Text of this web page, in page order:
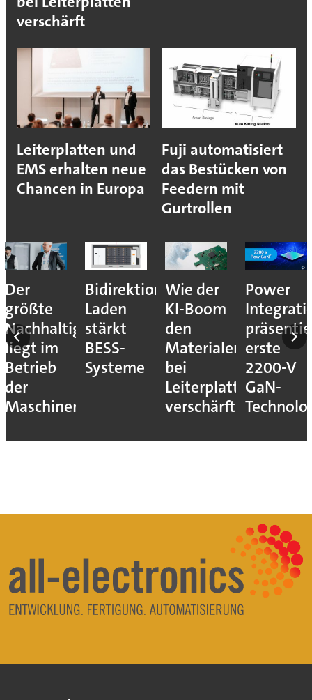
verschärft
Leiterplatten und
EMS erhalten neue
Chancen in Europa
Fuji automatisiert
das Bestücken von
Feedern mit
Gurtrollen
Der
größte
Nachhaltigkeitshebel
liegt im
Betrieb
der
Maschinen
Bidirektionales
Laden
stärkt
BESS-
Systeme
Wie der
KI-Boom
den
Materialengpass
bei
Leiterplatten
verschärft
Power
erste
2200-V
GaN-